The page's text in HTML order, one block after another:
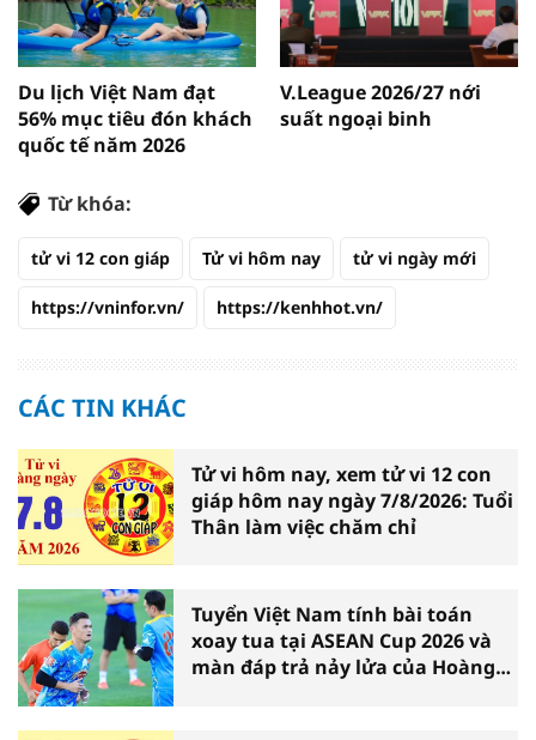
Du lịch Việt Nam đạt
56% mục tiêu đón khách
quốc tế năm 2026
V.League 2026/27 nới
suất ngoại binh
Từ khóa:
tử vi 12 con giáp Tử vi hôm nay tử vi ngày mới
https://vninfor.vn/ https://kenhhot.vn/
CÁC TIN KHÁC
Tử vi hôm nay, xem tử vi 12 con
giáp hôm nay ngày 7/8/2026: Tuổi
Thân làm việc chăm chỉ
Tuyển Việt Nam tính bài toán
xoay tua tại ASEAN Cup 2026 và
màn đáp trả nảy lửa của Hoàng